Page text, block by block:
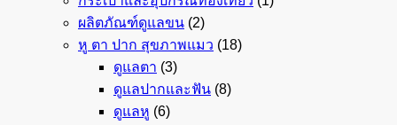
ผลิตภัณฑ์ดูแลขน (2)
หู ตา ปาก สุขภาพแมว (18)
ดูแลตา (3)
ดูแลปากและฟัน (8)
ดูแลหู (6)